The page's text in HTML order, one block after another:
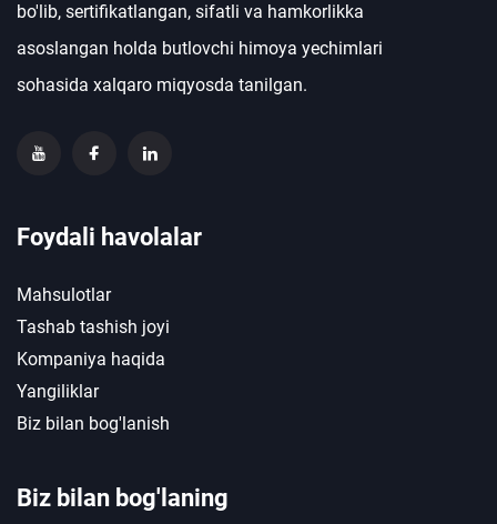
bo'lib, sertifikatlangan, sifatli va hamkorlikka
asoslangan holda butlovchi himoya yechimlari
sohasida xalqaro miqyosda tanilgan.
Foydali havolalar
Mahsulotlar
Tashab tashish joyi
Kompaniya haqida
Yangiliklar
Biz bilan bog'lanish
Biz bilan bog'laning